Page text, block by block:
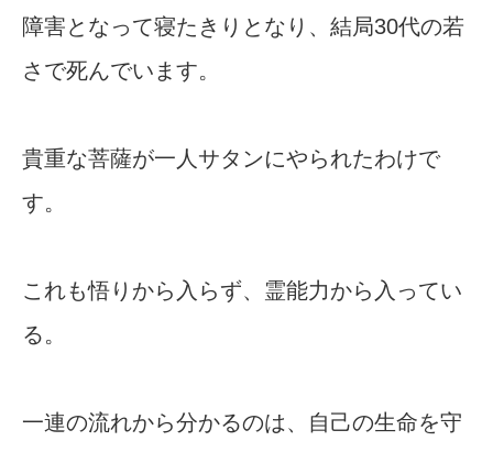
障害となって寝たきりとなり、結局30代の若
さで死んでいます。
貴重な菩薩が一人サタンにやられたわけで
す。
これも悟りから入らず、霊能力から入ってい
る。
一連の流れから分かるのは、自己の生命を守